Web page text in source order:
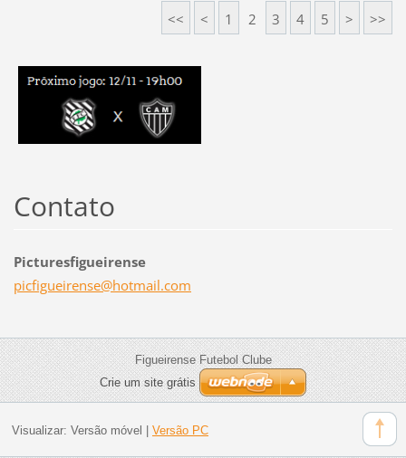
<< < 1 2 3 4 5 > >>
Contato
Picturesfigueirense
picfigueirense@hotmail.com
Figueirense Futebol Clube
Crie um site grátis
Visualizar: Versão móvel | Versão PC